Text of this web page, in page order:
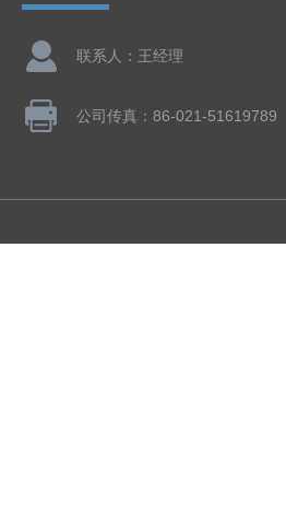
联系人：王经理
公司传真：86-021-51619789